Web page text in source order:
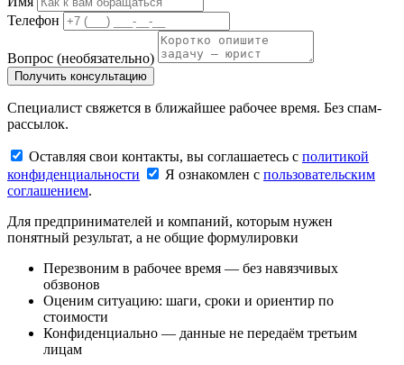
Телефон
Вопрос (необязательно)
Получить консультацию
Специалист свяжется в ближайшее рабочее время. Без спам-
рассылок.
Оставляя свои контакты, вы соглашаетесь с политикой
конфиденциальности
Я ознакомлен с пользовательским
соглашением.
Для предпринимателей и компаний, которым нужен
понятный результат, а не общие формулировки
Перезвоним в рабочее время — без навязчивых
обзвонов
Оценим ситуацию: шаги, сроки и ориентир по
стоимости
Конфиденциально — данные не передаём третьим
лицам